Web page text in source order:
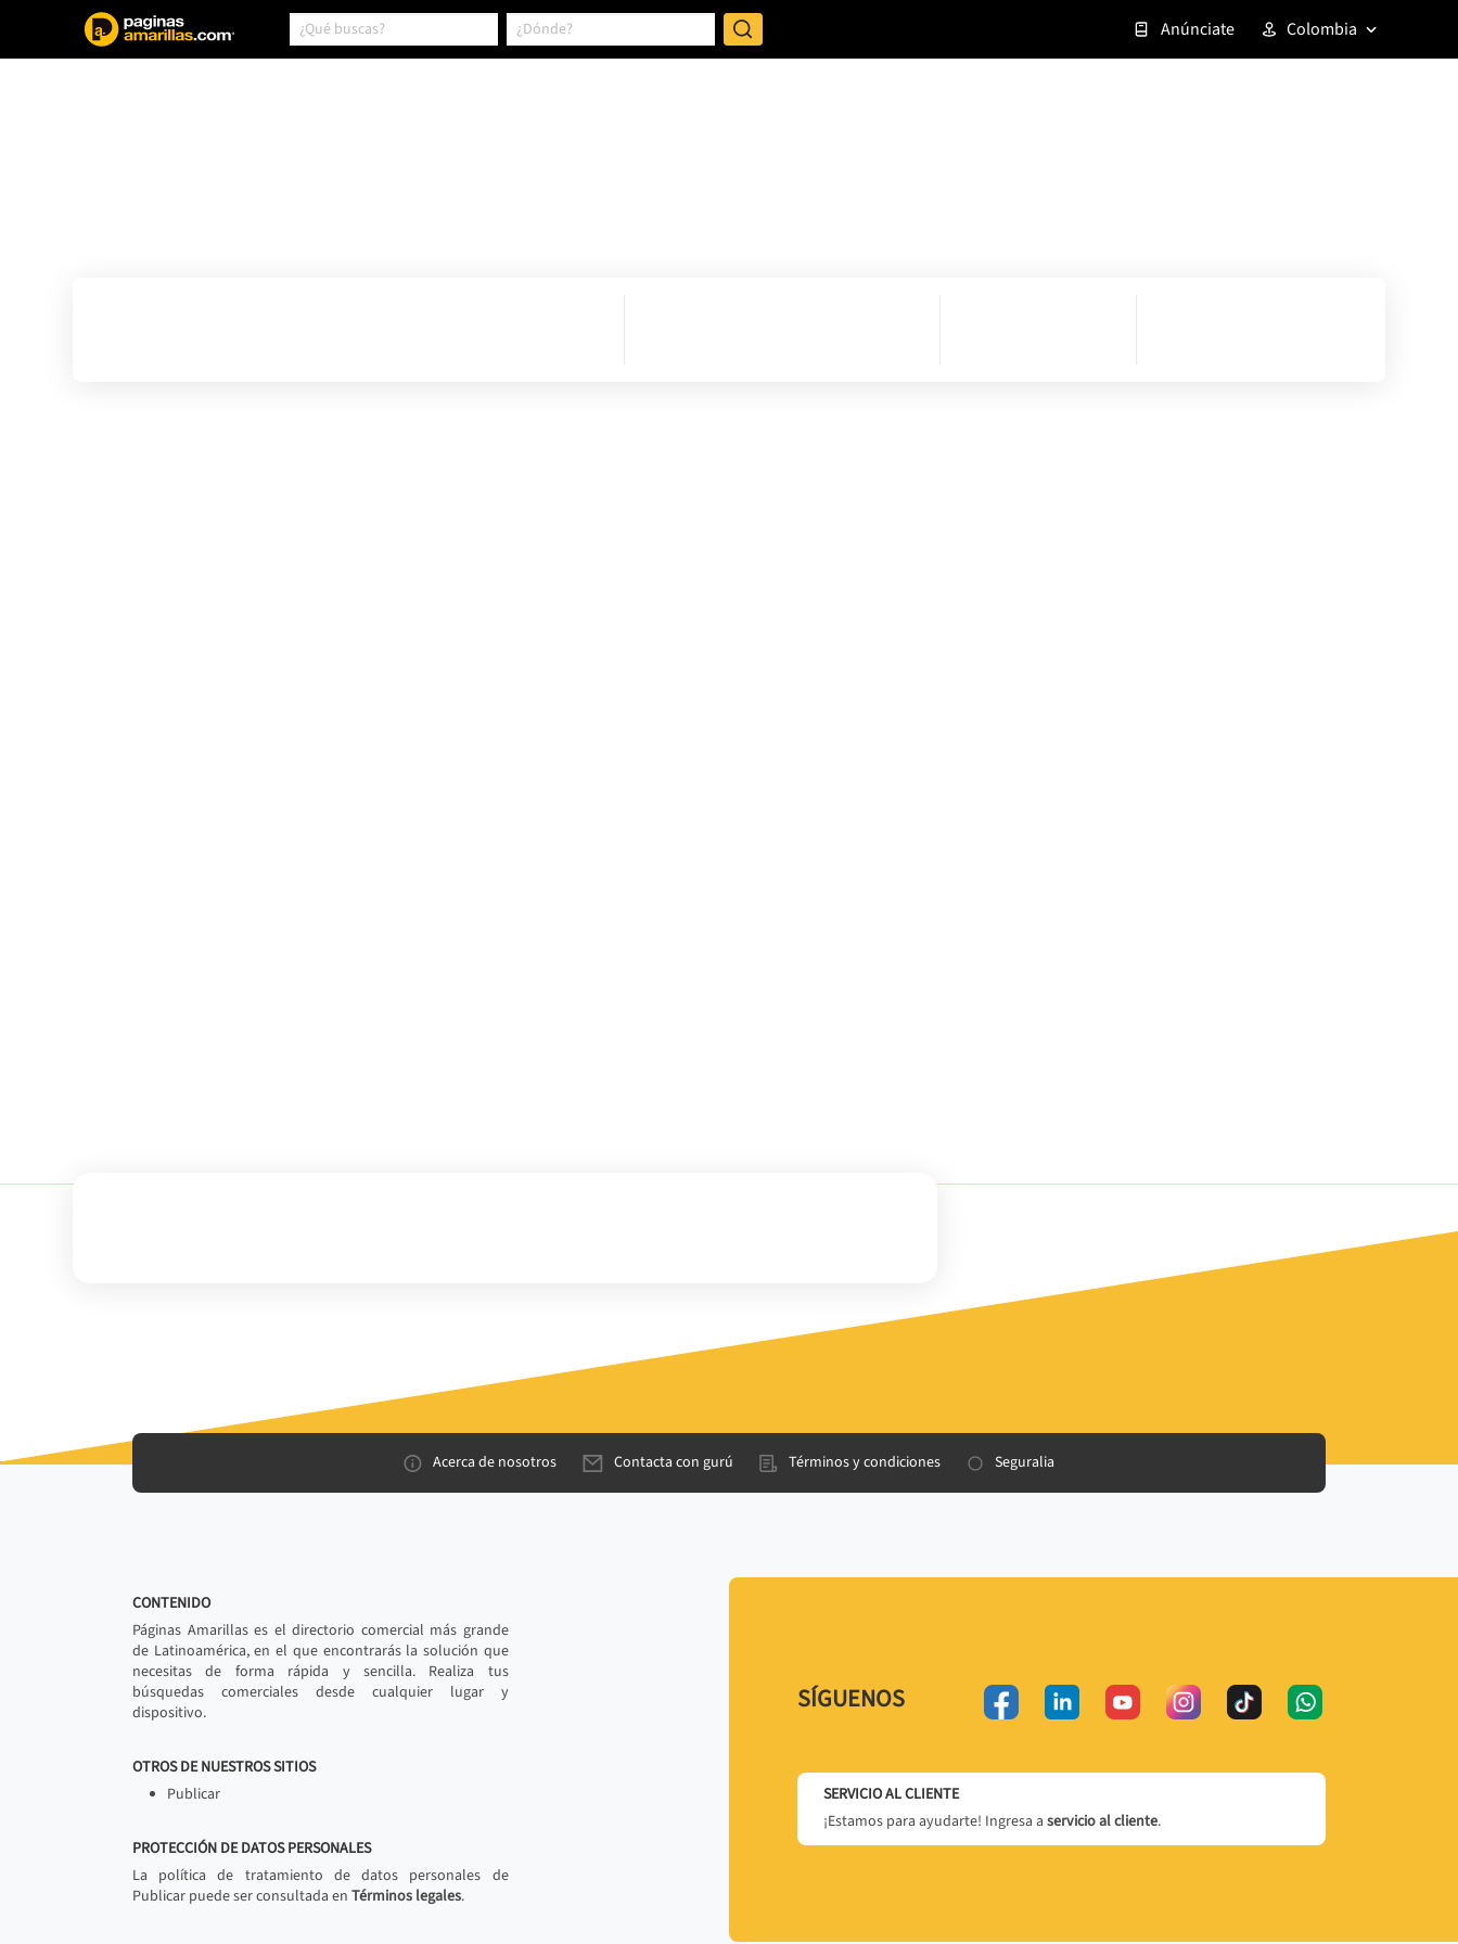
Anúnciate Colombia
Acerca de nosotros Contacta con gurú Términos y condiciones Seguralia
CONTENIDO
Páginas Amarillas es el directorio comercial más grande
de Latinoamérica, en el que encontrarás la solución que
necesitas de forma rápida y sencilla. Realiza tus
búsquedas comerciales desde cualquier lugar y
dispositivo.
OTROS DE NUESTROS SITIOS
Publicar
PROTECCIÓN DE DATOS PERSONALES
La política de tratamiento de datos personales de
Publicar puede ser consultada en Términos legales.
SÍGUENOS
SERVICIO AL CLIENTE
¡Estamos para ayudarte! Ingresa a servicio al cliente.